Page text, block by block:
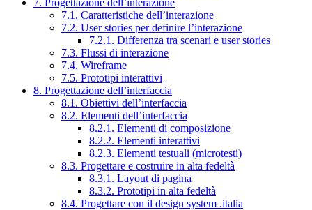
7. Progettazione dell’interazione
7.1. Caratteristiche dell’interazione
7.2. User stories per definire l’interazione
7.2.1. Differenza tra scenari e user stories
7.3. Flussi di interazione
7.4. Wireframe
7.5. Prototipi interattivi
8. Progettazione dell’interfaccia
8.1. Obiettivi dell’interfaccia
8.2. Elementi dell’interfaccia
8.2.1. Elementi di composizione
8.2.2. Elementi interattivi
8.2.3. Elementi testuali (microtesti)
8.3. Progettare e costruire in alta fedeltà
8.3.1. Layout di pagina
8.3.2. Prototipi in alta fedeltà
8.4. Progettare con il design system .italia